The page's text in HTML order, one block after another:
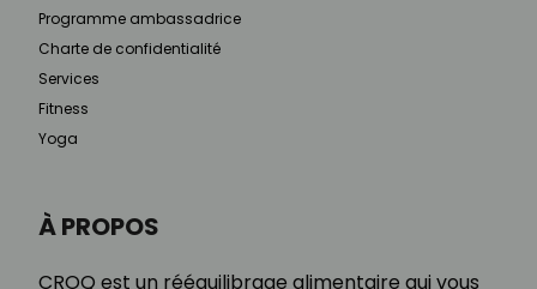
À PROPOS
CROQ est un rééquilibrage alimentaire qui vous
Programme ambassadrice
Charte de confidentialité
Services
Fitness
Yoga